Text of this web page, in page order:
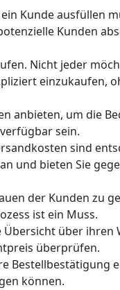
Kunde ausfüllen
Kunden
Nicht jeder
einzukaufen,
anbieten, um die
sein.
sind
und bieten Sie
der Kunden zu
ist ein Muss.
über
überprüfen.
Bestellbestätigung
können.